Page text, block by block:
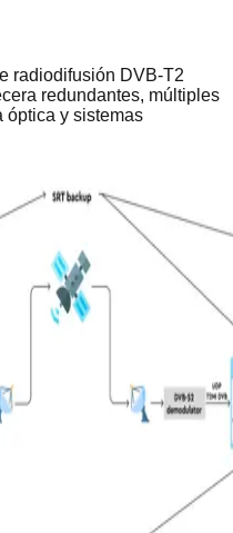
radiodifusión DVB-T2
redundantes, múltiples
óptica y sistemas